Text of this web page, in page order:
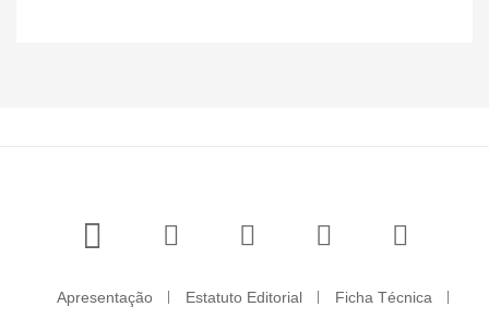
Apresentação Estatuto Editorial
Ficha Técnica